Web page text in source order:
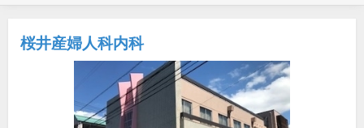
桜井産婦人科内科